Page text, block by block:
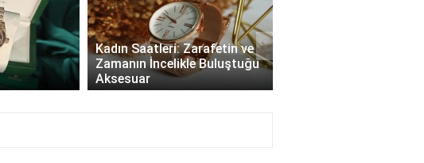
Kadın Saatleri: Zarafetin ve
Zamanın İncelikle Buluştuğu
Aksesuar
›